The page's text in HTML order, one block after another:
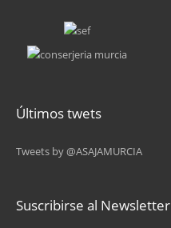
siguiente ›
Últimos twets
Tweets by @ASAJAMURCIA
Suscribirse al Newsletter